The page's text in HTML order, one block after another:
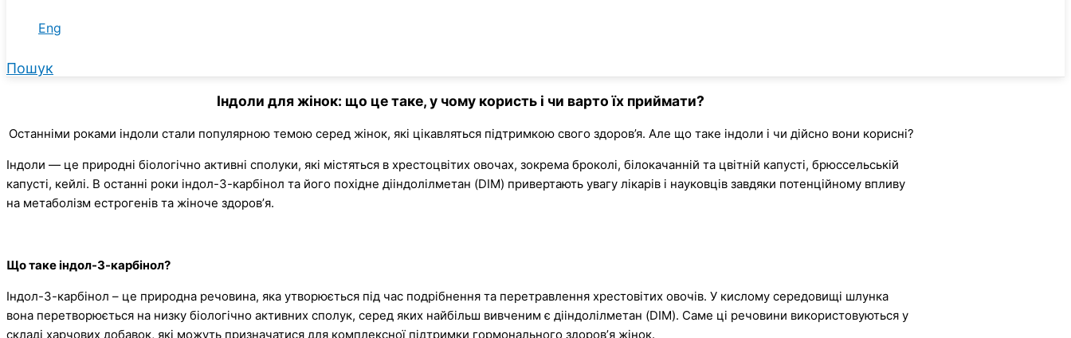
Eng
Пошук
Індоли для жінок: що це таке, у чому користь і чи варто їх приймати?
Останніми роками індоли стали популярною темою серед жінок, які цікавляться підтримкою свого здоров’я. Але що таке індоли і чи дійсно вони корисні?
Індоли — це природні біологічно активні сполуки, які містяться в хрестоцвітих овочах, зокрема броколі, білокачанній та цвітній капусті, брюссельській
капусті, кейлі. В останні роки індол-3-карбінол та його похідне дііндолілметан (DIM) привертають увагу лікарів і науковців завдяки потенційному впливу
на метаболізм естрогенів та жіноче здоровʼя.
Що таке індол-3-карбінол?
Індол-3-карбінол – це природна речовина, яка утворюється під час подрібнення та перетравлення хрестовітих овочів. У кислому середовищі шлунка
вона перетворюється на низку біологічно активних сполук, серед яких найбільш вивченим є дііндолілметан (DIM). Саме ці речовини використовуються у
складі харчових добавок, які можуть призначатися для комплексної підтримки гормонального здоровʼя жінок.